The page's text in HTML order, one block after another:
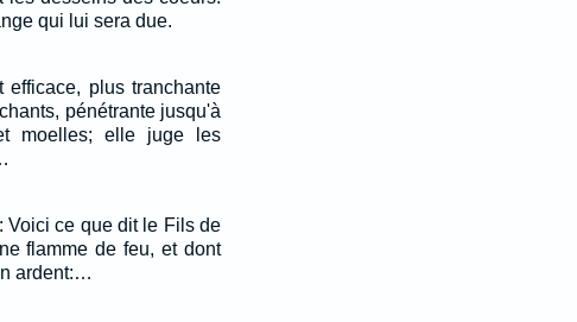
qui lui sera due.
plus tranchante
pénétrante jusqu'à
moelles; elle juge les
Voici ce que dit le Fils de
flamme de feu, et dont
ardent:…